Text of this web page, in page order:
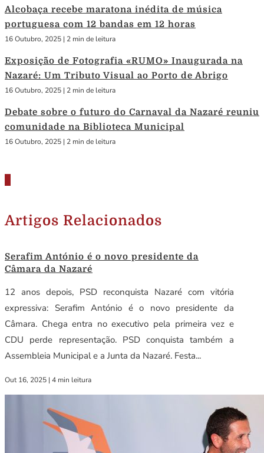
Alcobaça recebe maratona inédita de música
portuguesa com 12 bandas em 12 horas
16 Outubro, 2025 | 2 min de leitura
Exposição de Fotografia «RUMO» Inaugurada na
Nazaré: Um Tributo Visual ao Porto de Abrigo
16 Outubro, 2025 | 2 min de leitura
Debate sobre o futuro do Carnaval da Nazaré reuniu
comunidade na Biblioteca Municipal
16 Outubro, 2025 | 2 min de leitura
Artigos Relacionados
Serafim António é o novo presidente da
Câmara da Nazaré
12 anos depois, PSD reconquista Nazaré com vitória
expressiva: Serafim António é o novo presidente da
Câmara. Chega entra no executivo pela primeira vez e
CDU perde representação. PSD conquista também a
Assembleia Municipal e a Junta da Nazaré. Festa...
Out 16, 2025 | 4 min leitura